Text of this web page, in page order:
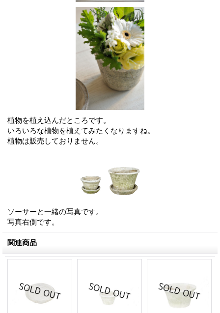
植物を植え込んだところです。
いろいろな植物を植えてみたくなりますね。
植物は販売しておりません。
ソーサーと一緒の写真です。
写真右側です。
関連商品